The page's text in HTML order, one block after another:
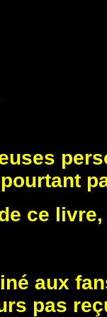
ce
aux
pas